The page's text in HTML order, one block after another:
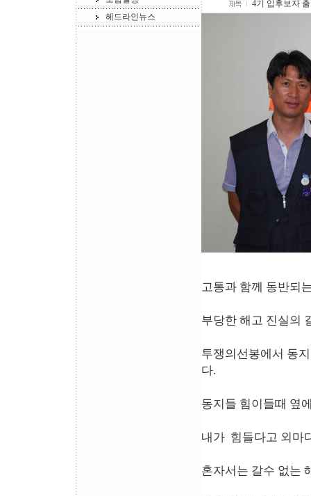
헤드라인뉴스
4기 입후보자
고통과 함께 동반되
부당한 해고 진실의
투쟁의선봉에서 동
다.
동지들 힘이들때 옆
내가 힘들다고 외마
혼자서는 갈수 없는